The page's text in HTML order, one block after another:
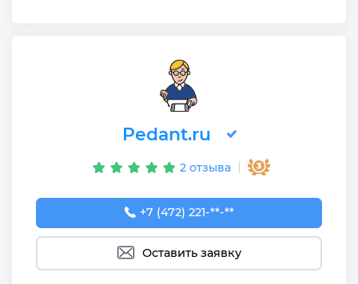
Pedant.ru
2 отзыва
+7 (472) 221-84-50
+7 (472) 221-**-**
Оставить заявку